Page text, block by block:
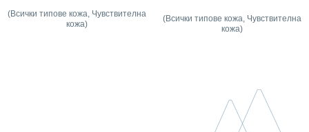
(Всички типове кожа, Чувствителна
кожа)
(Всички типове кожа, Чувствителна
кожа)